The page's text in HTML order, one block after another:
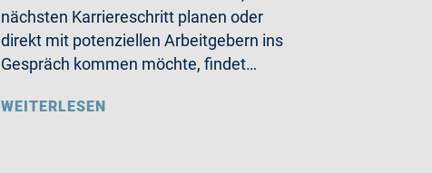
nächsten Karriereschritt planen oder
direkt mit potenziellen Arbeitgebern ins
Gespräch kommen möchte, findet…
WEITERLESEN